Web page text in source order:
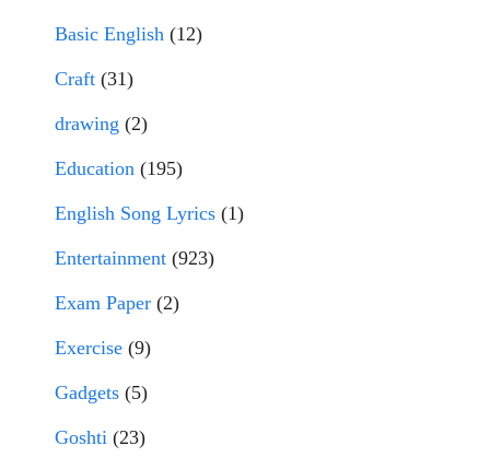
Basic English (12)
Craft (31)
drawing (2)
Education (195)
English Song Lyrics (1)
Entertainment (923)
Exam Paper (2)
Exercise (9)
Gadgets (5)
Goshti (23)